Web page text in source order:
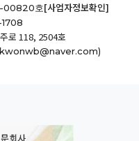
00820호[사업자정보확인]
로 118, 2504호